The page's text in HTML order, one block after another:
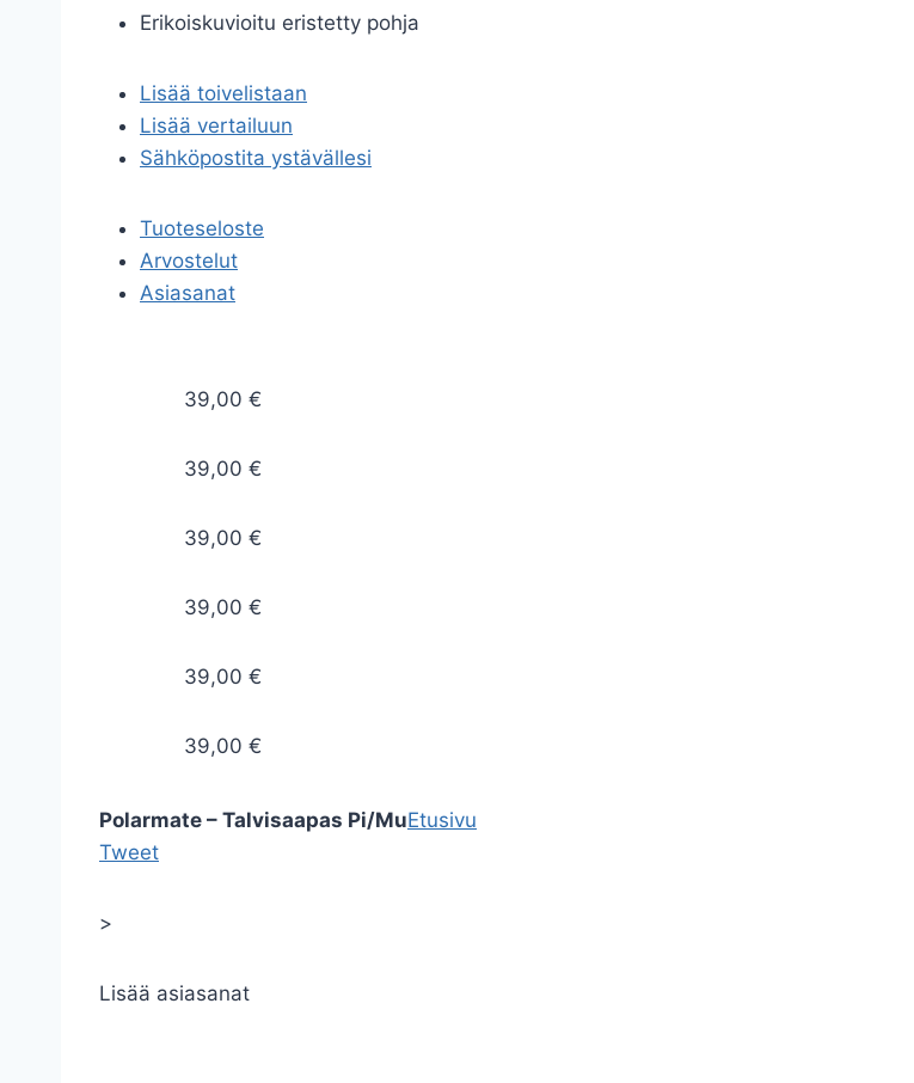
Erikoiskuvioitu eristetty pohja
Lisää toivelistaan
Lisää vertailuun
Sähköpostita ystävällesi
Tuoteseloste
Arvostelut
Asiasanat
39,00 €
39,00 €
39,00 €
39,00 €
39,00 €
39,00 €
Polarmate – Talvisaapas Pi/MuEtusivu
Tweet
>
Lisää asiasanat